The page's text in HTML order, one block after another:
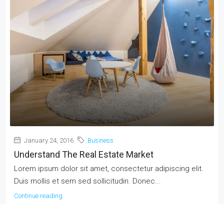
January 24, 2016 Business
Understand The Real Estate Market
Lorem ipsum dolor sit amet, consectetur adipiscing elit.
Duis mollis et sem sed sollicitudin. Donec...
Continue reading